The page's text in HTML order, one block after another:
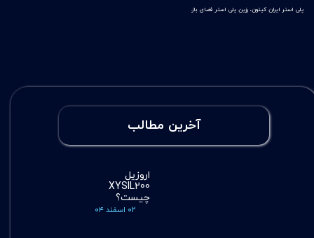
پلی استر ایران کیتون، رزین پلی استر فضای باز.
آخرین مطالب
اروزیل
XYSIL200
چیست؟
۰۲ اسفند ۰۴